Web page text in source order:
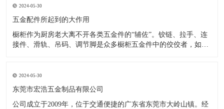
开料与落料：在图纸上标注尺寸后，根据图纸要求选择合适的板
材。然
2024-05-30
五金配件所起到的大作用
橱柜作为厨房老大离不开各类五金件的“辅佐”。铰链、拉手、连
接件、滑轨、吊码、调节脚是众多橱柜五金件中的佼佼者，如果
调节脚，橱柜就像得了“软骨症”，站都站不直……五花八门的橱
柜五金件好
2024-05-30
东莞市宏浩五金制品有限公司
公司成立于2009年，位于交通便捷的广东省东莞市大岭山镇。经